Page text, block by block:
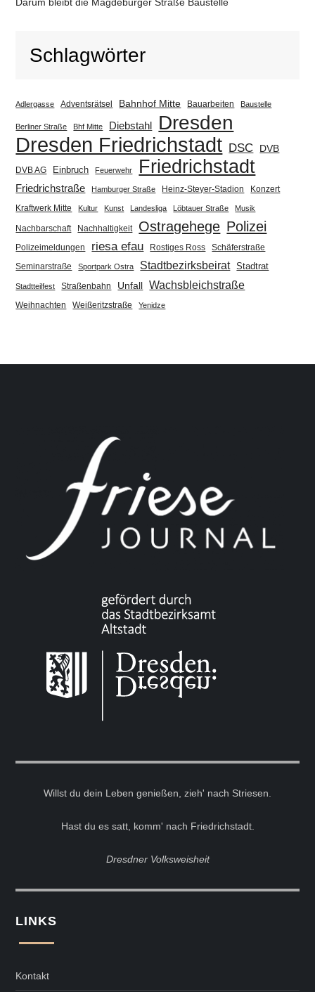
Darum bleibt die Magdeburger Straße Baustelle
Schlagwörter
Adlergasse Adventsrätsel Bahnhof Mitte Bauarbeiten Baustelle
Berliner Straße Bhf Mitte Diebstahl Dresden
Dresden Friedrichstadt DSC DVB
DVB AG Einbruch Feuerwehr Friedrichstadt
Friedrichstraße Hamburger Straße Heinz-Steyer-Stadion
Konzert
Kraftwerk Mitte
Kultur Kunst Landesliga Löbtauer Straße Musik
Nachbarschaft Nachhaltigkeit Ostragehege Polizei
Polizeimeldungen riesa efau Rostiges Ross Schäferstraße
Seminarstraße Sportpark Ostra Stadtbezirksbeirat Stadtrat
Stadtteilfest Straßenbahn Unfall Wachsbleichstraße
Weihnachten Weißeritzstraße Yenidze
Willst du dein Leben genießen, zieh' nach Striesen.
Hast du es satt, komm' nach Friedrichstadt.
Dresdner Volksweisheit
LINKS
Kontakt